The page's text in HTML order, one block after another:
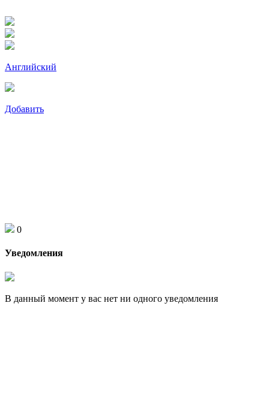
Английский
Добавить
0
Уведомления
В данный момент у вас нет ни одного уведомления